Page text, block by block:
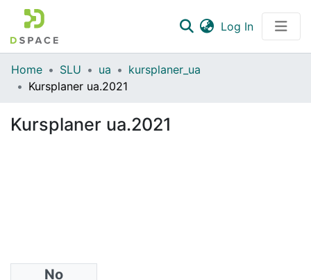
Log In(current)
Communities & Collections
All of DSpace
Statistics
Home SLU ua
kursplaner_ua
Kursplaner ua.2021
Kursplaner ua.2021
No